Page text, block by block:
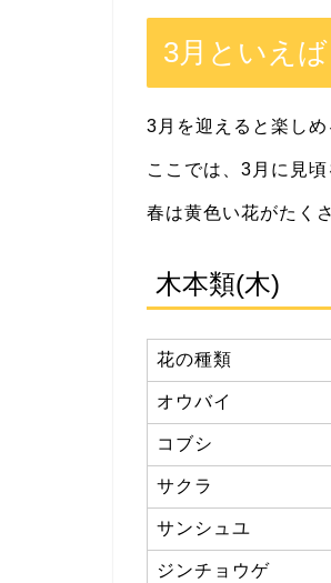
3月といえ
3月を迎えると楽し
ここでは、3月に見
春は黄色い花がたく
木本類(木)
花の種類
オウバイ
コブシ
サクラ
サンシュユ
ジンチョウゲ